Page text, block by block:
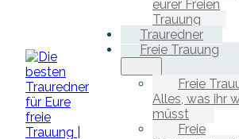
eurer Freien
Trauung
Trauredner
Freie Trauung
Freie
Alles, was ihr
müsst
Freie